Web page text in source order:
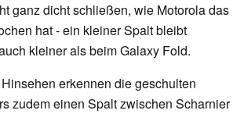
ganz dicht schließen, wie Motorola das
hat - ein kleiner Spalt bleibt
kleiner als beim Galaxy Fold.
erkennen die geschulten
zudem einen Spalt zwischen Scharnier